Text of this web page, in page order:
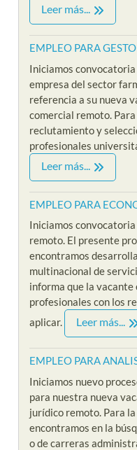
Leer más...
EMPLEO PARA
Iniciamos
empresa del sector
referencia a su nueva
comercial remoto.
reclutamiento y
profesionales
Leer más...
EMPLEO PARA
Iniciamos
remoto. El presente
encontramos
multinacional de
informa que la
profesionales con los
aplicar.
Leer más...
EMPLEO PARA
Iniciamos nuevo
para nuestra nueva
jurídico remoto. Para
encontramos en la
o de carreras